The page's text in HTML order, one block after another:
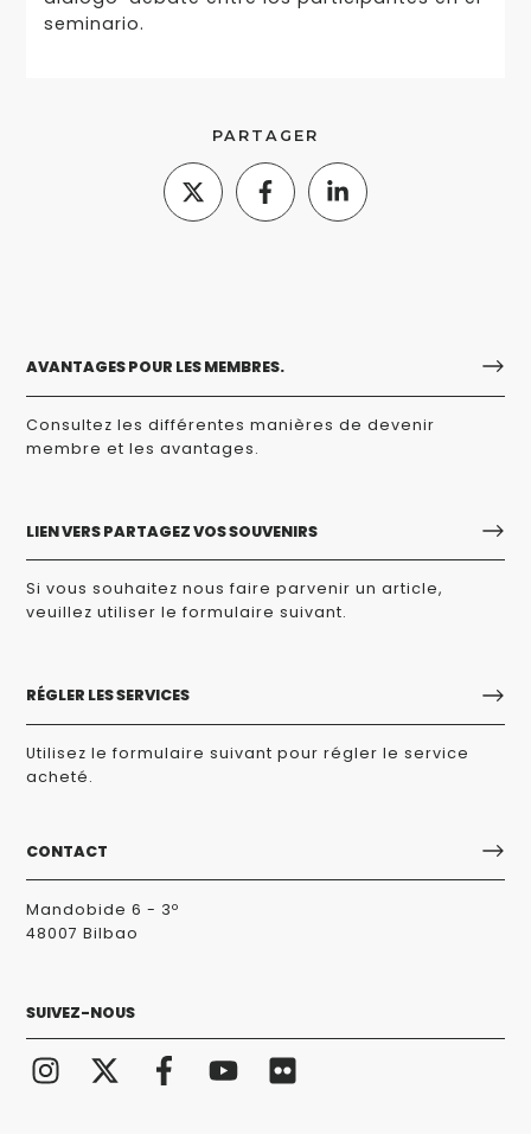
seminario.
PARTAGER
AVANTAGES POUR LES MEMBRES.
Consultez les différentes manières de devenir
membre et les avantages.
LIEN VERS PARTAGEZ VOS SOUVENIRS
Si vous souhaitez nous faire parvenir un article,
veuillez utiliser le formulaire suivant.
RÉGLER LES SERVICES
Utilisez le formulaire suivant pour régler le service
acheté.
CONTACT
Mandobide 6 - 3º
48007 Bilbao
SUIVEZ-NOUS